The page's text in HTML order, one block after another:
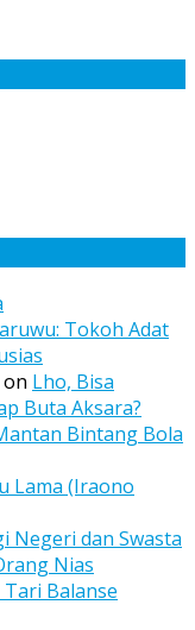
Tokoh Adat
on Lho, Bisa
Buta Aksara?
Bintang Bola
Lama (Iraono
Negeri dan Swasta
Nias
Balanse